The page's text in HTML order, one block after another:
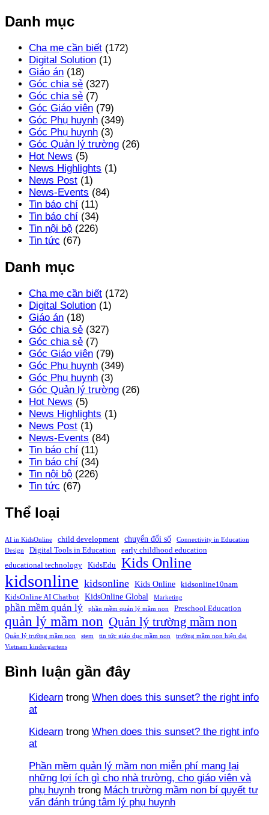
Danh mục
Cha mẹ cần biết (172)
Digital Solution (1)
Giáo án (18)
Góc chia sẻ (327)
Góc chia sẻ (7)
Góc Giáo viên (79)
Góc Phụ huynh (349)
Góc Phụ huynh (3)
Góc Quản lý trường (26)
Hot News (5)
News Highlights (1)
News Post (1)
News-Events (84)
Tin báo chí (11)
Tin báo chí (34)
Tin nội bộ (226)
Tin tức (67)
Danh mục
Cha mẹ cần biết (172)
Digital Solution (1)
Giáo án (18)
Góc chia sẻ (327)
Góc chia sẻ (7)
Góc Giáo viên (79)
Góc Phụ huynh (349)
Góc Phụ huynh (3)
Góc Quản lý trường (26)
Hot News (5)
News Highlights (1)
News Post (1)
News-Events (84)
Tin báo chí (11)
Tin báo chí (34)
Tin nội bộ (226)
Tin tức (67)
Thể loại
AI in KidsOnline child development chuyển đổi số
Connectivity in Education
Design
Digital Tools in Education
early childhood education
educational technology
KidsEdu Kids Online
kidsonline kidsonline Kids Online
kidsonline10nam
KidsOnline AI Chatbot
KidsOnline Global Marketing
phần mềm quản lý phần mềm quản lý mầm non Preschool Education
quản lý mầm non Quản lý trường mầm non
Quản lý trường mầm non stem tin tức giáo dục mầm non
trường mầm non hiện đại
Vietnam kindergartens
Bình luận gần đây
Kidearn trong When does this sunset? the right info
at
Kidearn trong When does this sunset? the right info
at
Phần mềm quản lý mầm non miễn phí mang lại
những lợi ích gì cho nhà trường, cho giáo viên và
phụ huynh trong Mách trường mầm non bí quyết tư
vấn đánh trúng tâm lý phụ huynh